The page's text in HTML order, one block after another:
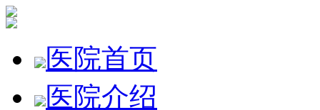
医院首页
医院介绍